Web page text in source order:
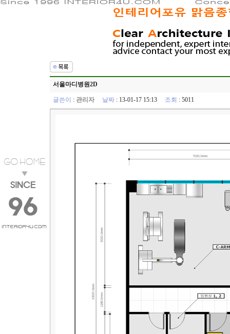
서울마디병원2D
글쓴이 : 관리자 날짜 : 13-01-17 15:13 조회 : 5011